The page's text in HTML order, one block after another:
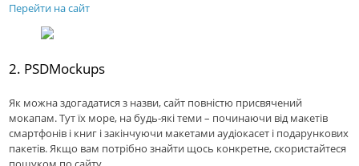
Перейти на сайт
2. PSDMockups
Як можна здогадатися з назви, сайт повністю присвячений
мокапам. Тут їх море, на будь-які теми – починаючи від макетів
смартфонів і книг і закінчуючи макетами аудіокасет і подарункових
пакетів. Якщо вам потрібно знайти щось конкретне, скористайтеся